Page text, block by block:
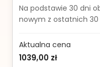
Na podstawie 30 dni
nowym z ostatnich 30
Aktualna cena
1039,00 zł